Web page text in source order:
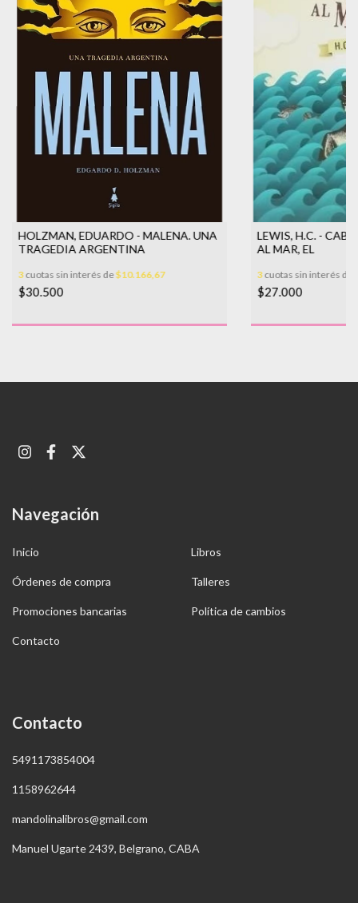
HOLZMAN, EDUARDO - MALENA. UNA
TRAGEDIA ARGENTINA
3cuotas sin interés de$10.166,67
$30.500
LEWIS, H.C. -
AL MAR, EL
3cuotas sin interés de
$27.000
Navegación
Inicio Libros
Órdenes de compra Talleres
Promociones bancarias Política de cambios
Contacto
Contacto
5491173854004
1158962644
mandolinalibros@gmail.com
Manuel Ugarte 2439, Belgrano, CABA